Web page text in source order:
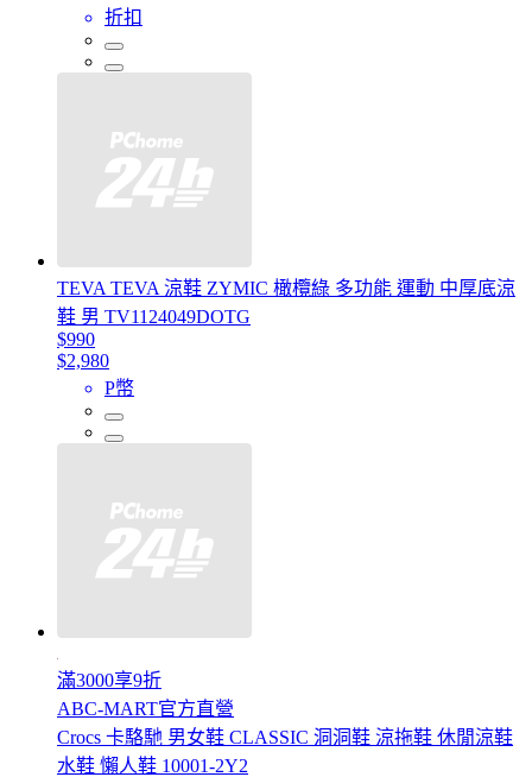
折扣
TEVA TEVA 涼鞋 ZYMIC 橄欖綠 多功能 運動 中厚底涼
鞋 男 TV1124049DOTG
$990
$2,980
P幣
滿3000享9折
ABC-MART官方直營
Crocs 卡駱馳 男女鞋 CLASSIC 洞洞鞋 涼拖鞋 休閒涼鞋
水鞋 懶人鞋 10001-2Y2